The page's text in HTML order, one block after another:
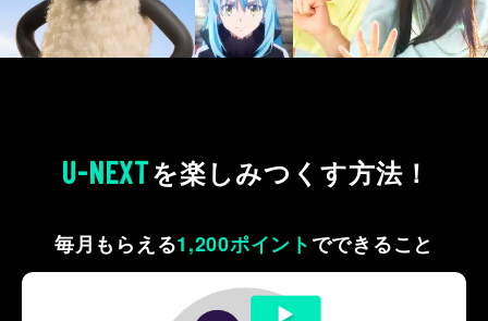
U-NEXTを楽しみつくす方法！
毎月もらえる1,200ポイントでできること